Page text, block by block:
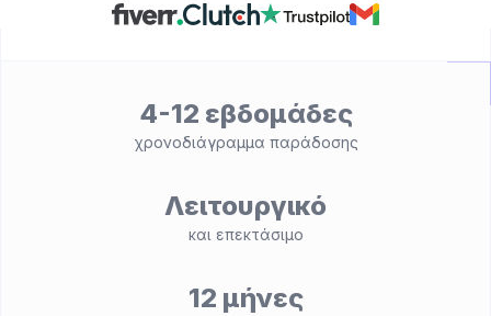
4-12 εβδομάδες
χρονοδιάγραμμα παράδοσης
Λειτουργικό
και επεκτάσιμο
12 μήνες